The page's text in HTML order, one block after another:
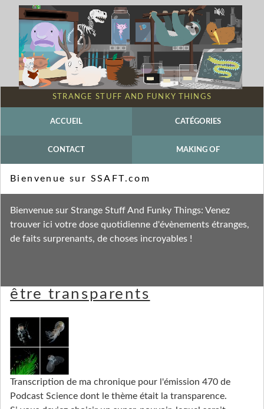
STRANGE STUFF AND FUNKY THINGS
ACCUEIL CATÉGORIES
CONTACT MAKING OF
Fil des commentaires
être transparents
Transcription de ma chronique pour l'émission 470 de
Podcast Science dont le thème était la transparence.
Bienvenue sur SSAFT.com
Bienvenue sur Strange Stuff And Funky Things: Venez
trouver ici votre dose quotidienne d'évènements étranges,
de faits surprenants, de choses incroyables !